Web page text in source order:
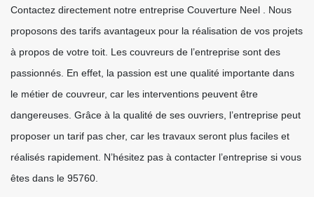
Contactez directement notre entreprise Couverture Neel . Nous
proposons des tarifs avantageux pour la réalisation de vos projets
à propos de votre toit. Les couvreurs de l’entreprise sont des
passionnés. En effet, la passion est une qualité importante dans
le métier de couvreur, car les interventions peuvent être
dangereuses. Grâce à la qualité de ses ouvriers, l’entreprise peut
proposer un tarif pas cher, car les travaux seront plus faciles et
réalisés rapidement. N’hésitez pas à contacter l’entreprise si vous
êtes dans le 95760.